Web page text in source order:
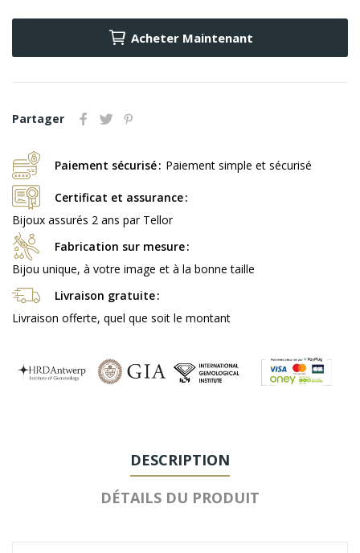
Acheter Maintenant
Partager
Paiement sécurisé Paiement simple et sécurisé
Certificat et assurance
Bijoux assurés 2 ans par Tellor
Fabrication sur mesure
Bijou unique, à votre image et à la bonne taille
Livraison gratuite
Livraison offerte, quel que soit le montant
DESCRIPTION
DÉTAILS DU PRODUIT